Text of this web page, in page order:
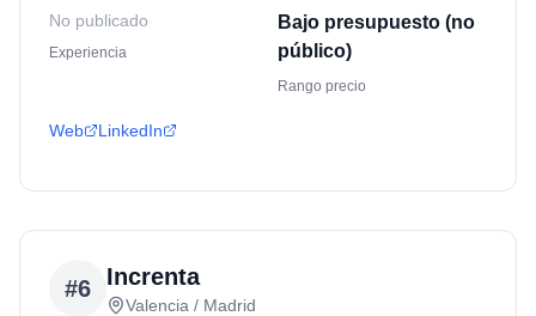
No publicado
Experiencia
Bajo presupuesto (no
público)
Rango precio
Web LinkedIn
#6 Increnta
Valencia / Madrid